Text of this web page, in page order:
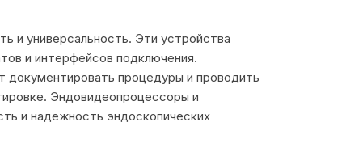
и универсальность. Эти устройства
и интерфейсов подключения.
процедуры и проводить
Эндовидеопроцессоры и
и надежность эндоскопических